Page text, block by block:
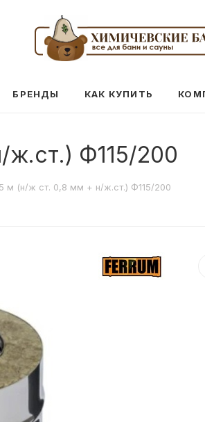
БРЕНДЫ КАК КУПИТЬ
Ф115/200
м (н/ж ст. 0,8 мм + н/ж.ст.) Ф115/200